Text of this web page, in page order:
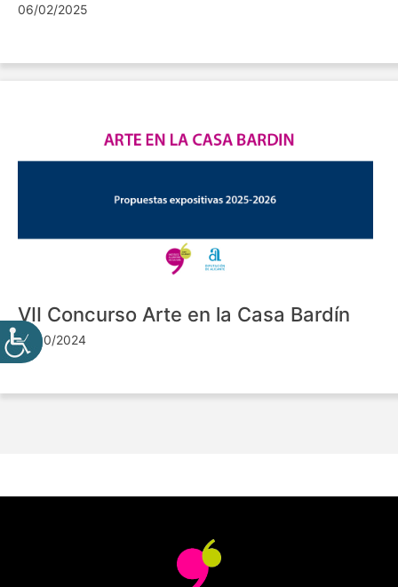
06/02/2025
VII Concurso Arte en la Casa Bardín
24/10/2024